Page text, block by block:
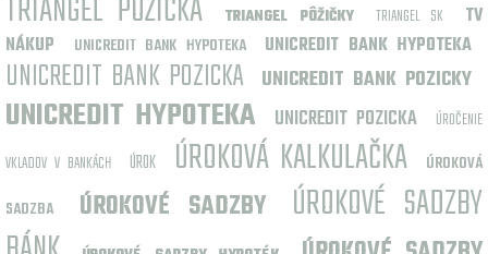
TRIANGEL PÔŽIČKA
TRIANGEL PÔŽIČKY TRIANGEL SK
TV
NÁKUP
UNICREDIT BANK HYPOTEKA UNICREDIT BANK HYPOTEKA
UNICREDIT BANK POZICKA UNICREDIT BANK POZICKY
UNICREDIT HYPOTEKA UNICREDIT POZICKA
ÚROČENIE
VKLADOV V BANKÁCH
ÚROK ÚROKOVÁ KALKULAČKA
ÚROKOVÁ
SADZBA
ÚROKOVÉ SADZBY
ÚROKOVÉ SADZBY